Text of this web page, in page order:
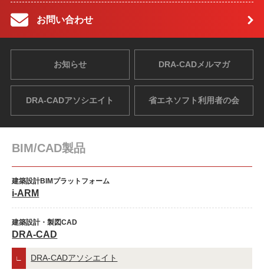
お問い合わせ
お知らせ DRA-CADメルマガ
DRA-CADアソシエイト 省エネソフト利用者の会
BIM/CAD製品
建築設計BIMプラットフォーム
i-ARM
建築設計・製図CAD
DRA-CAD
DRA-CADアソシエイト